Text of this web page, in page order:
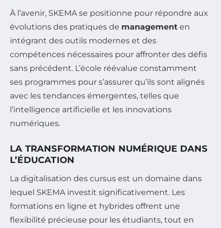
À l’avenir, SKEMA se positionne pour répondre aux
évolutions des pratiques de management en
intégrant des outils modernes et des
compétences nécessaires pour affronter des défis
sans précédent. L’école réévalue constamment
ses programmes pour s’assurer qu’ils sont alignés
avec les tendances émergentes, telles que
l’intelligence artificielle et les innovations
numériques.
LA TRANSFORMATION NUMÉRIQUE DANS
L’ÉDUCATION
La digitalisation des cursus est un domaine dans
lequel SKEMA investit significativement. Les
formations en ligne et hybrides offrent une
flexibilité précieuse pour les étudiants, tout en